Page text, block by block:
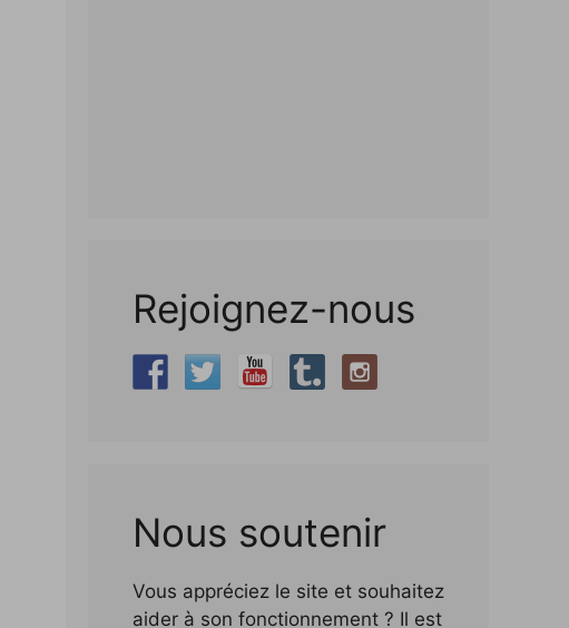
Rejoignez-nous
Nous soutenir
Vous appréciez le site et souhaitez
aider à son fonctionnement ? Il est